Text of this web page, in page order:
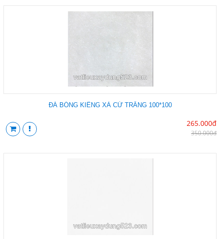
ĐÁ BÓNG KIẾNG XÀ CỪ TRẮNG 100*100
265.000đ
350.000đ